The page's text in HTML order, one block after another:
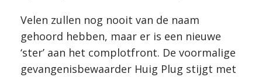
Velen zullen nog nooit van de naam
gehoord hebben, maar er is een nieuwe
‘ster’ aan het complotfront. De voormalige
gevangenisbewaarder Huig Plug stijgt met